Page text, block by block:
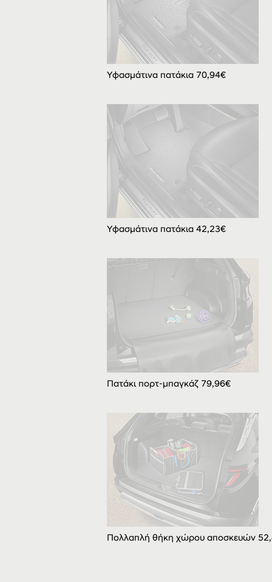
Υφασμάτινα πατάκια 70,94€
Υφασμάτινα πατάκια 42,23€
Πατάκι πορτ-μπαγκάζ 79,96€
Πολλαπλή θήκη χώρου αποσκευών